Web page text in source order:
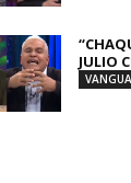
JULIO